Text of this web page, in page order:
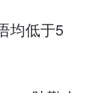
均低于5